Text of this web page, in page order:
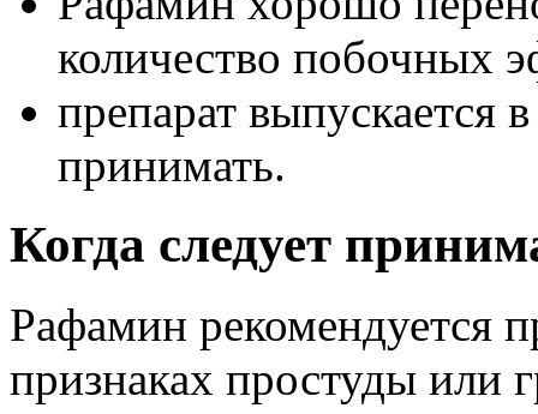
количество побочных
препарат выпускается
принимать.
Когда следует
Рафамин рекомендуется
признаках простуды или